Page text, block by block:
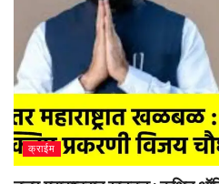
क्राईम